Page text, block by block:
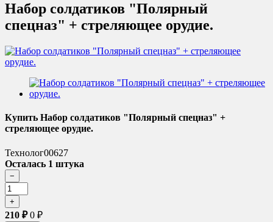
Набор солдатиков "Полярный
спецназ" + стреляющее орудие.
Купить Набор солдатиков "Полярный спецназ" +
стреляющее орудие.
Технолог00627
Осталась 1 штука
210 ₽0 ₽